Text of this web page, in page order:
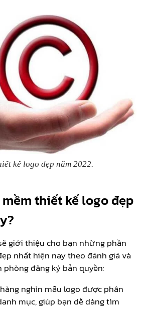
kế logo đẹp năm 2022.
thiết kế logo đẹp
giới thiệu cho bạn những phần
nhất hiện nay theo đánh giá và
phòng đăng ký bản quyền:
nghìn mẫu logo được phân
mục, giúp bạn dễ dàng tìm